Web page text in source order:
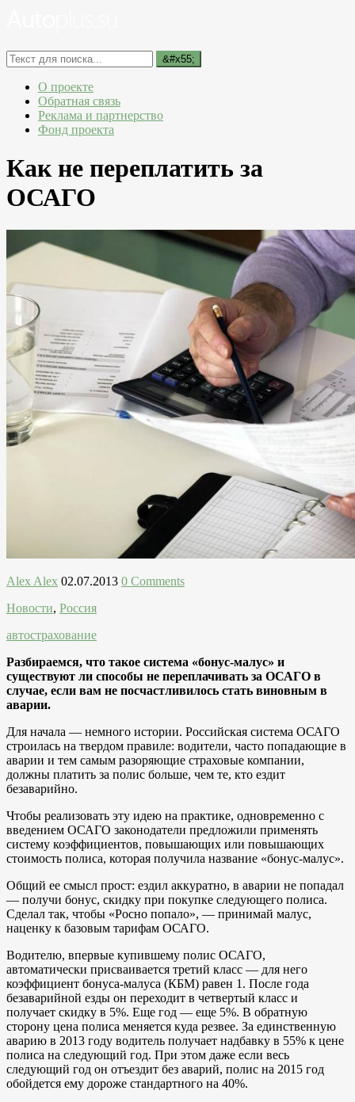
О проекте
Обратная связь
Реклама и партнерство
Фонд проекта
Как не переплатить за
ОСАГО
Alex Alex 02.07.2013 0 Comments
Новости, Россия
автострахование
Разбираемся, что такое система «бонус-малус» и
существуют ли способы не переплачивать за ОСАГО в
случае, если вам не посчастливилось стать виновным в
аварии.
Для начала — немного истории. Российская система ОСАГО
строилась на твердом правиле: водители, часто попадающие в
аварии и тем самым разоряющие страховые компании,
должны платить за полис больше, чем те, кто ездит
безаварийно.
Чтобы реализовать эту идею на практике, одновременно с
введением ОСАГО законодатели предложили применять
систему коэффициентов, повышающих или повышающих
стоимость полиса, которая получила название «бонус-малус».
Общий ее смысл прост: ездил аккуратно, в аварии не попадал
— получи бонус, скидку при покупке следующего полиса.
Сделал так, чтобы «Росно попало», — принимай малус,
наценку к базовым тарифам ОСАГО.
Водителю, впервые купившему полис ОСАГО,
автоматически присваивается третий класс — для него
коэффициент бонуса-малуса (КБМ) равен 1. После года
безаварийной езды он переходит в четвертый класс и
получает скидку в 5%. Еще год — еще 5%. В обратную
сторону цена полиса меняется куда резвее. За единственную
аварию в 2013 году водитель получает надбавку в 55% к цене
полиса на следующий год. При этом даже если весь
следующий год он отъездит без аварий, полис на 2015 год
обойдется ему дороже стандартного на 40%.